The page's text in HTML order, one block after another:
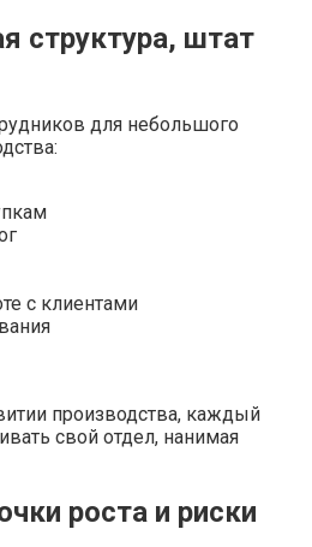
структура, штат
для небольшого
с клиентами
производства, каждый
свой отдел, нанимая
роста и риски